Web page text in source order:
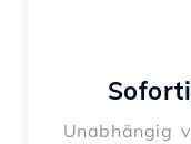
Unabhängig